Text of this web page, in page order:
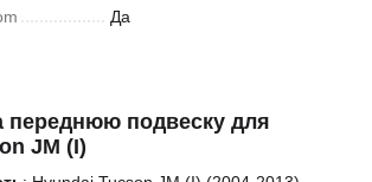
Да
переднюю подвеску для
JM (I)